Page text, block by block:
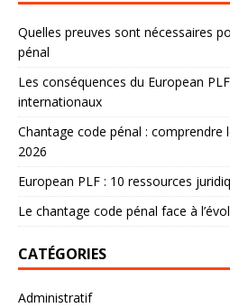
Quelles preuves sont nécessaires
pénal
Les conséquences du European
internationaux
Chantage code pénal : comprendre
2026
European PLF : 10 ressources
Le chantage code pénal face à
CATÉGORIES
Administratif